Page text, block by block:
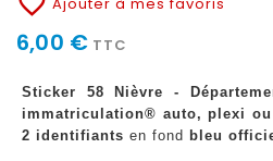
6,00 € TTC
Sticker 58 Nièvre -
immatriculation® auto, plexi
2 identifiants en fond bleu